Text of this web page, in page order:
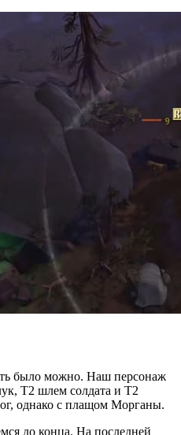
было можно. Наш персонаж
Т2 шлем солдата и Т2
однако с плащом Морганы.
до конца. На последней